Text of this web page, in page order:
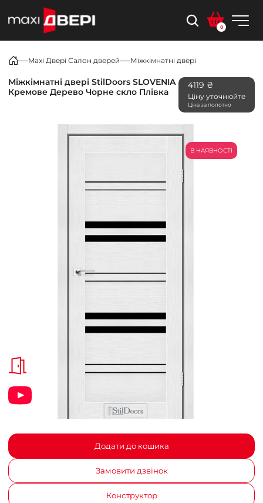
0
Maxi Двері Салон дверей Міжкімнатні двері
Міжкімнатні двері StilDoors SLOVENIA
Кремове Дерево Чорне скло Плівка
4119 ₴
Ціну уточнюйте
Ціна за полотно
В НАЯВНОСТІ
Додати до кошика
Замовити дзвінок
Конструктор